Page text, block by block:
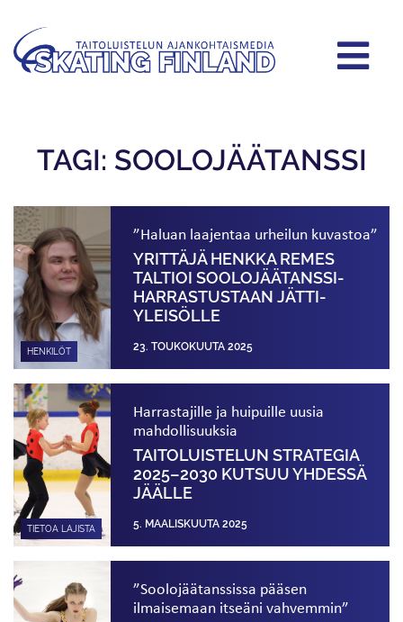
TAGI: SOOLOJÄÄTANSSI
HENKILÖT
”Haluan laajentaa urheilun kuvastoa”
YRITTÄJÄ HENKKA REMES
TALTIOI SOOLOJÄÄTANSSI­
HARRASTUSTAAN JÄTTI­
YLEISÖLLE
23. TOUKOKUUTA 2025
TIETOA LAJISTA
Harrastajille ja huipuille uusia
mahdollisuuksia
TAITOLUISTELUN STRATEGIA
2025–2030 KUTSUU YHDESSÄ
JÄÄLLE
5. MAALISKUUTA 2025
”Soolojäätanssissa pääsen
ilmaisemaan itseäni vahvemmin”